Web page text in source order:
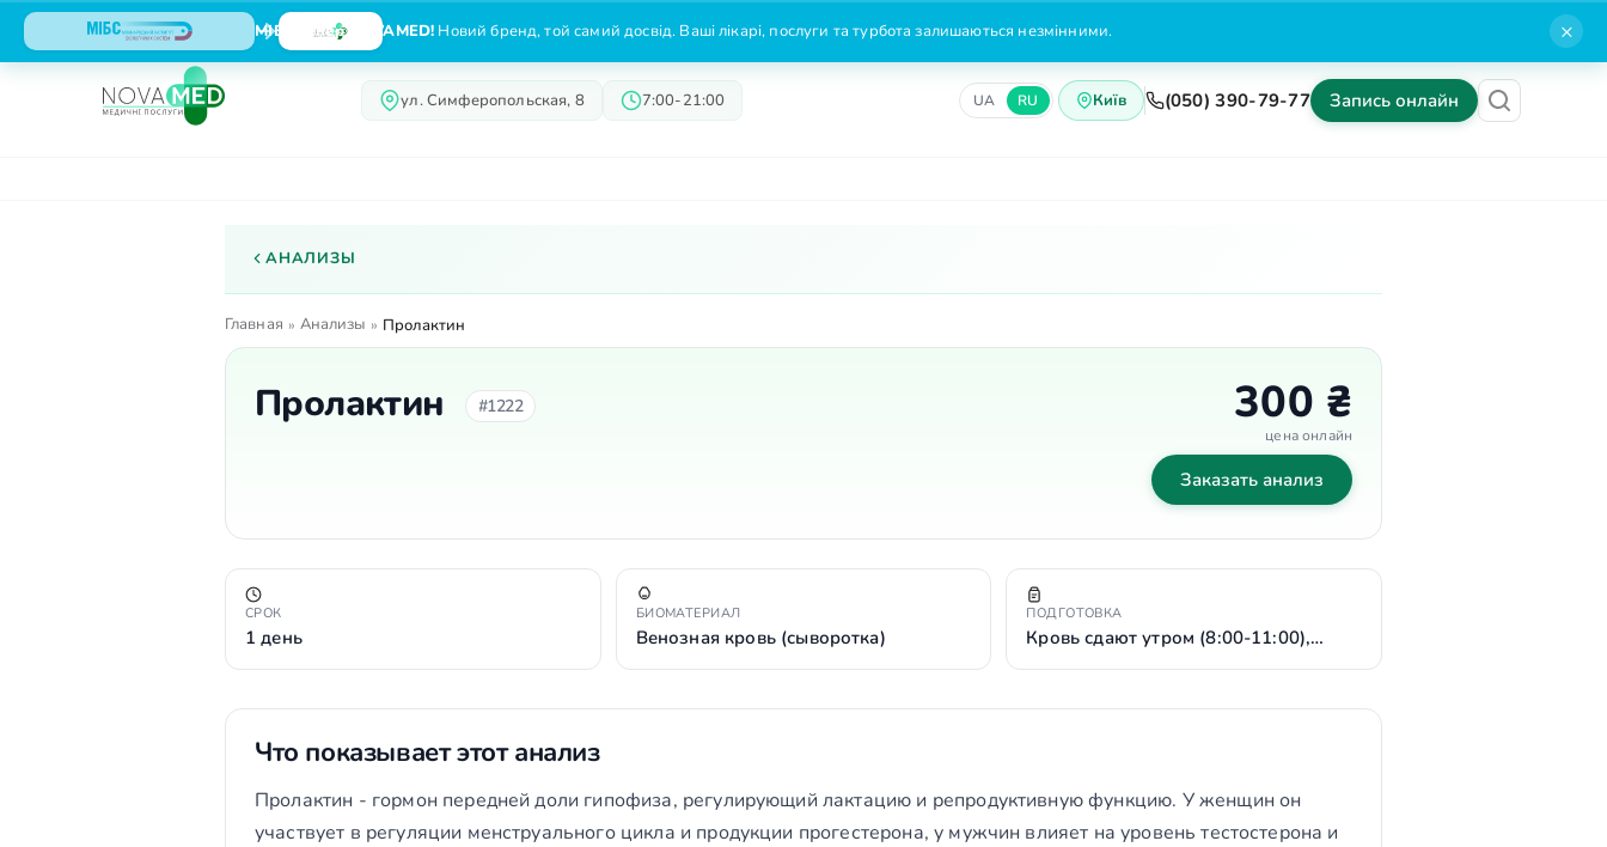
МІБС тепер NOVAMED! Новий бренд, той самий досвід. Ваші лікарі, послуги та турбота залишаються незмінними. ×
ул. Симферопольская, 8 7:00-21:00 UA RU Київ (050) 390-79-77 Запись онлайн
АНАЛИЗЫ
Главная » Анализы » Пролактин
Пролактин #1222 300 ₴
цена онлайн
Заказать анализ
СРОК
1 день
БИОМАТЕРИАЛ
Венозная кровь (сыворотка)
ПОДГОТОВКА
Кровь сдают утром (8:00-11:00),…
Что показывает этот анализ
Пролактин - гормон передней доли гипофиза, регулирующий лактацию и репродуктивную функцию. У женщин он
участвует в регуляции менструального цикла и продукции прогестерона, у мужчин влияет на уровень тестостерона и